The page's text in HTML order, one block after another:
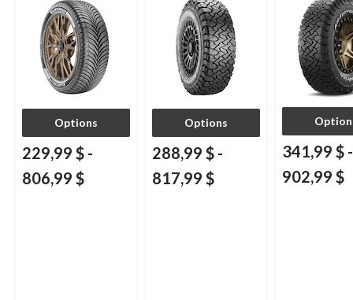
et multisegments
Options
229,99 $ -
806,99 $
Options
288,99 $ -
817,99 $
341,99 $ -
902,99 $